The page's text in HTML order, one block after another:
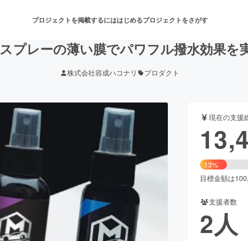
プロジェクトを掲載するにははじめるプロジェクトをさがす
音楽 舞台・パフォーマンス
ゲーム・サービス開発
書籍・雑誌出版
チャレンジ ビューティー・ヘルスケア
プレーの薄い膜でパワフル撥水効果を
株式会社容成ハコナリ プロダクト
現在の支援
13%
目標金額は
支援者数
2人